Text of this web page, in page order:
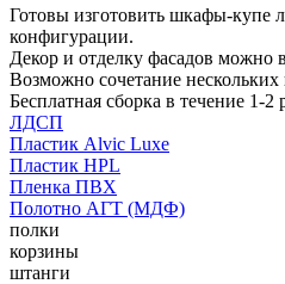
Готовы изготовить шкафы-купе
конфигурации.
Декор и отделку фасадов можно
Возможно сочетание
Бесплатная сборка в течение 1-2
ЛДСП
Пластик Alvic Luxe
Пластик HPL
Пленка ПВХ
Полотно АГТ (МДФ)
полки
корзины
штанги